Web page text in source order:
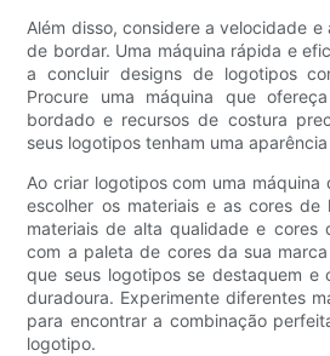
Além disso, considere a velocidade
de bordar. Uma máquina rápida e
a concluir designs de logotipos
Procure uma máquina que
bordado e recursos de costura
seus logotipos tenham uma
Ao criar logotipos com uma
escolher os materiais e as cores de
materiais de alta qualidade e cores
com a paleta de cores da sua
que seus logotipos se destaquem e
duradoura. Experimente diferentes
para encontrar a combinação
logotipo.